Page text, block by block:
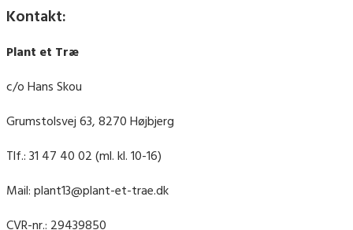
Kontakt:
Plant et Træ
c/o Hans Skou
Grumstolsvej 63, 8270 Højbjerg
Tlf.: 31 47 40 02 (ml. kl. 10-16)
Mail: plant13@plant-et-trae.dk
CVR-nr.: 29439850